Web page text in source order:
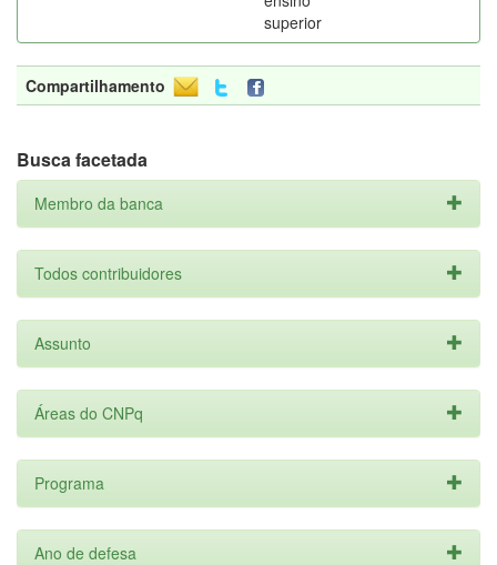
superior
Compartilhamento
Busca facetada
Membro da banca
Todos contribuidores
Assunto
Áreas do CNPq
Programa
Ano de defesa